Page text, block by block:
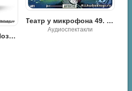
Шукшин Василий - Позови меня в даль светлую
Театр у микрофона 49. Жорж Сименон - Приют утопленников и Сокрушитель стекол
Аудиоспектакли